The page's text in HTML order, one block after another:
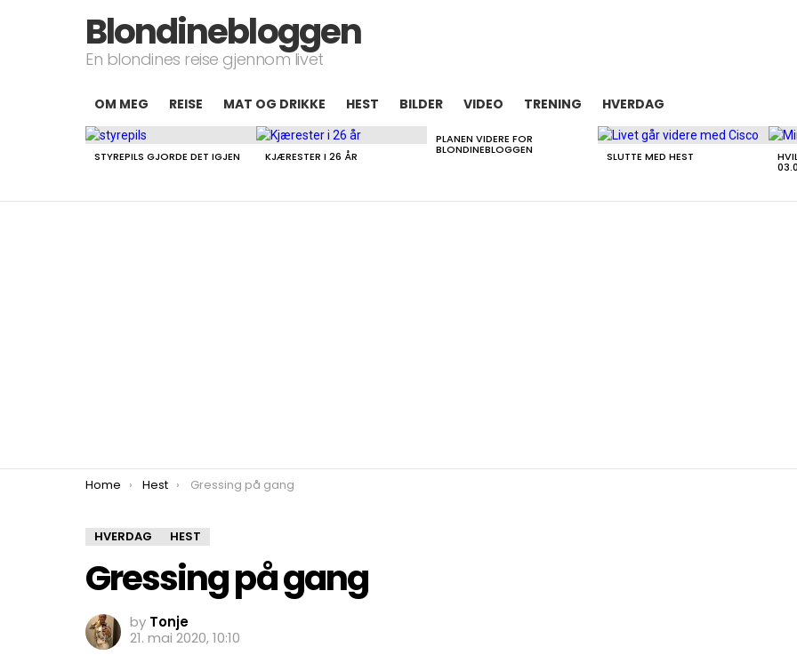
Blondinebloggen
En blondines reise gjennom livet
OM MEG REISE MAT OG DRIKKE HEST BILDER VIDEO TRENING HVERDAG
LATEST
STYREPILS GJORDE DET IGJEN KJÆRESTER I 26 ÅR
PLANEN VIDERE FOR
BLONDINEBLOGGEN SLUTTE MED HEST
You are here:
Home Hest Gressing på gang
HVERDAG HEST
Gressing på gang
by Tonje
21. mai 2020, 10:10